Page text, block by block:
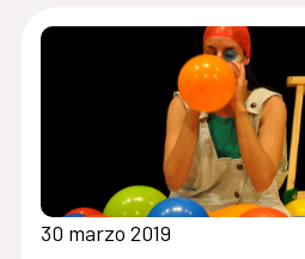
30 marzo 2019